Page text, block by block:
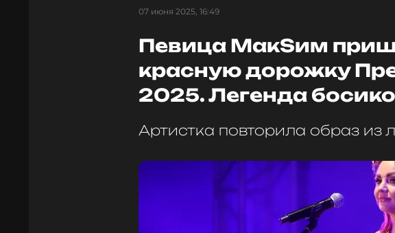
07 июня 2025, 16:49
Певица МакSим
красную дорожку
2025. Легенда
Артистка повторила образ из